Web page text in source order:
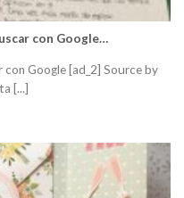
con Google…
Google [ad_2] Source by
[...]